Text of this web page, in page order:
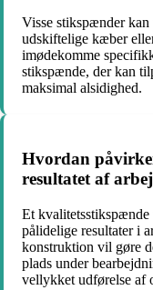
Visse stikspænder kan
udskiftelige kæber
imødekomme
stikspænde, der kan
maksimal alsidighed.
Hvordan
resultatet af
Et
pålidelige resultater i
konstruktion vil gøre
plads under
vellykket udførelse af